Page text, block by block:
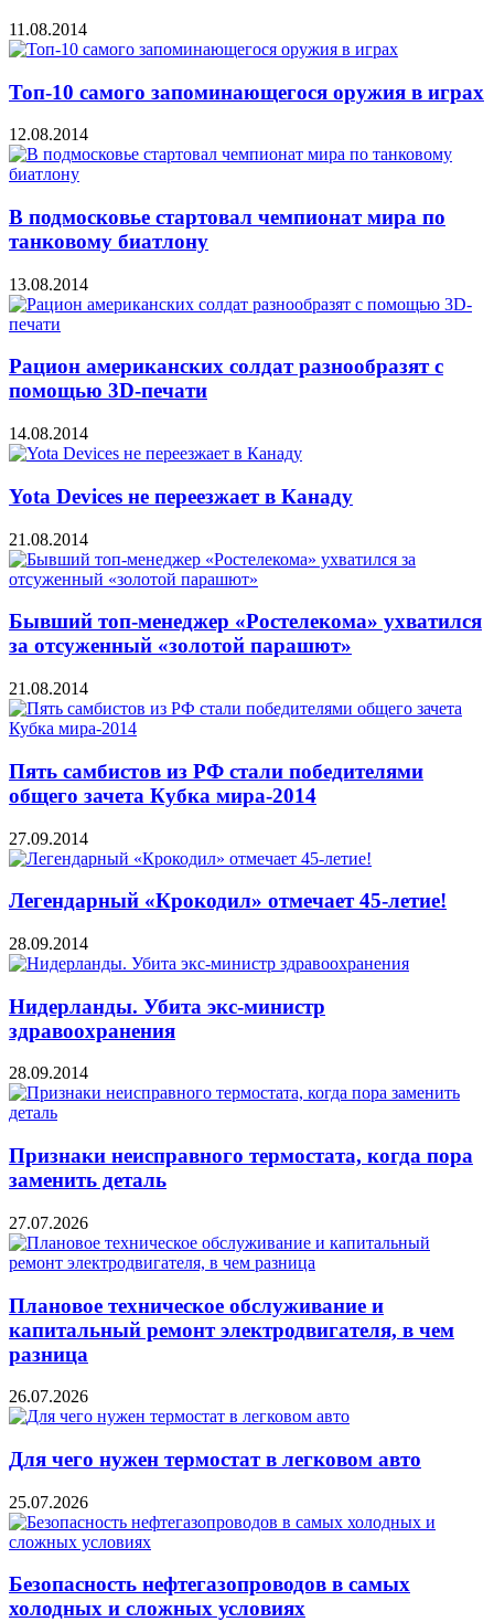
11.08.2014
Топ-10 самого запоминающегося оружия в играх
12.08.2014
В подмосковье стартовал чемпионат мира по
танковому биатлону
13.08.2014
Рацион американских солдат разнообразят с
помощью 3D-печати
14.08.2014
Yota Devices не переезжает в Канаду
21.08.2014
Бывший топ-менеджер «Ростелекома» ухватился
за отсуженный «золотой парашют»
21.08.2014
Пять самбистов из РФ стали победителями
общего зачета Кубка мира-2014
27.09.2014
Легендарный «Крокодил» отмечает 45-летие!
28.09.2014
Нидерланды. Убита экс-министр
здравоохранения
28.09.2014
Признаки неисправного термостата, когда пора
заменить деталь
27.07.2026
Плановое техническое обслуживание и
капитальный ремонт электродвигателя, в чем
разница
26.07.2026
Для чего нужен термостат в легковом авто
25.07.2026
Безопасность нефтегазопроводов в самых
холодных и сложных условиях